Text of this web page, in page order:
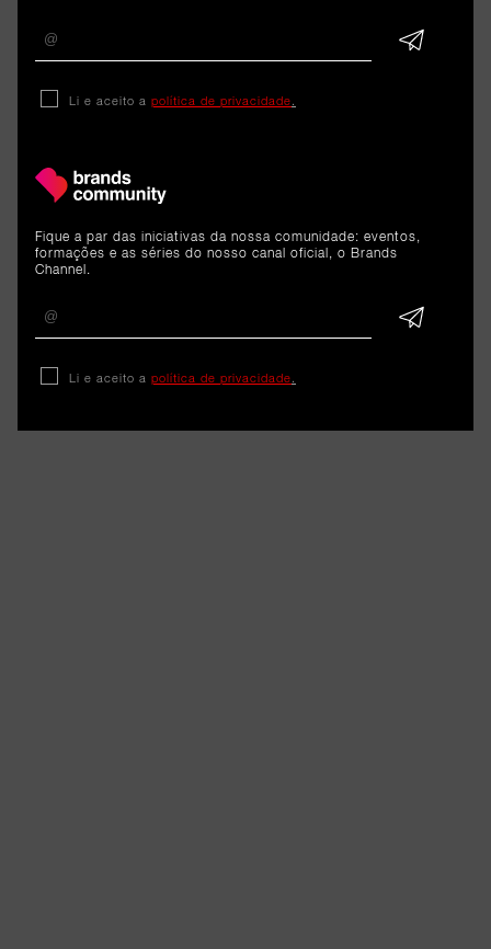
O regresso da energia da BP
ao Rock in Rio
Li e aceito a política de privacidade
Fique a par das iniciativas da nossa comunidade: eventos,
formações e as séries do nosso canal oficial, o Brands
Channel.
Li e aceito a política de privacidade